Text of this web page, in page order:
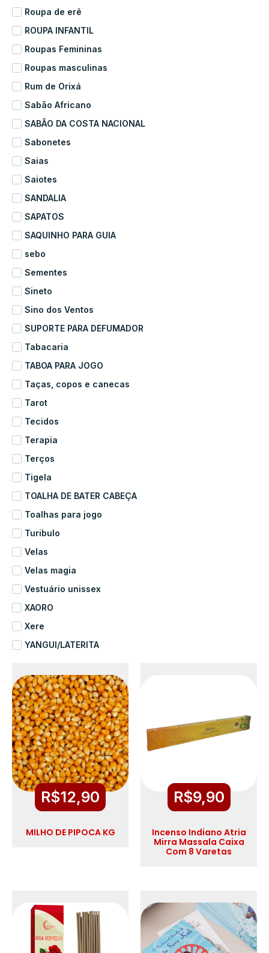
Roupa de erê
ROUPA INFANTIL
Roupas Femininas
Roupas masculinas
Rum de Orixá
Sabão Africano
SABÃO DA COSTA NACIONAL
Sabonetes
Saias
Saiotes
SANDALIA
SAPATOS
SAQUINHO PARA GUIA
sebo
Sementes
Sineto
Sino dos Ventos
SUPORTE PARA DEFUMADOR
Tabacaria
TABOA PARA JOGO
Taças, copos e canecas
Tarot
Tecidos
Terapia
Terços
Tigela
TOALHA DE BATER CABEÇA
Toalhas para jogo
Turibulo
Velas
Velas magia
Vestuário unissex
XAORO
Xere
YANGUI/LATERITA
R$12,90
MILHO DE PIPOCA KG
R$9,90
Incenso Indiano Atria
Mirra Massala Caixa
Com 8 Varetas